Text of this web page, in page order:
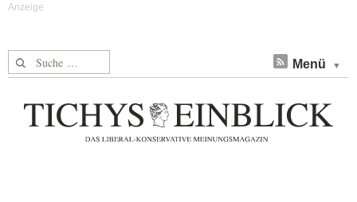
Suche nach: Menü